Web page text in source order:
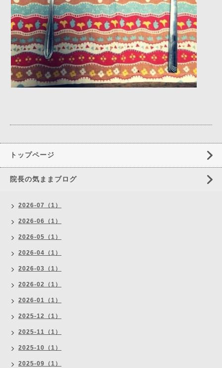
トップページ
院長の気ままブログ
2026-07（1）
2026-06（1）
2026-05（1）
2026-04（1）
2026-03（1）
2026-02（1）
2026-01（1）
2025-12（1）
2025-11（1）
2025-10（1）
2025-09（1）